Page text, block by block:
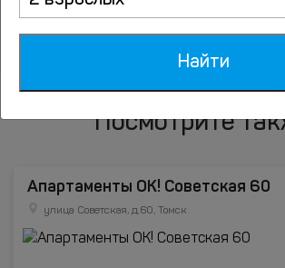
Посмотрите
Апартаменты ОК! Советская 60
улица Советская, д.60, Томск
Найти